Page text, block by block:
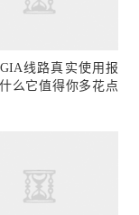
线路真实使用报
么它值得你多花点